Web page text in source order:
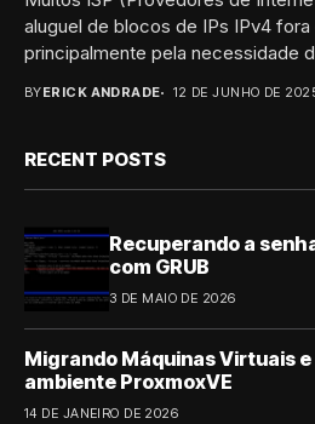
aluguel de blocos de IPs IPv4
principalmente pela necessidade
BYERICK ANDRADE 12 DE JUNHO DE
RECENT POSTS
Recuperando a
com GRUB
3 DE MAIO DE 2026
Migrando Máquinas Virtuais e
ambiente ProxmoxVE
14 DE JANEIRO DE 2026